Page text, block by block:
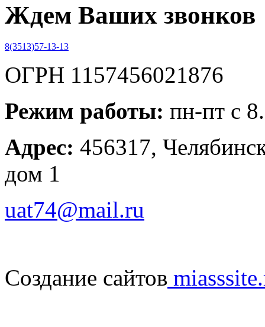
Ждем Ваших звонков
8(3513)57-13-13
ОГРН 1157456021876
Режим работы: пн-пт с
Адрес: 456317,
дом 1
uat74@mail.ru
Создание сайтов